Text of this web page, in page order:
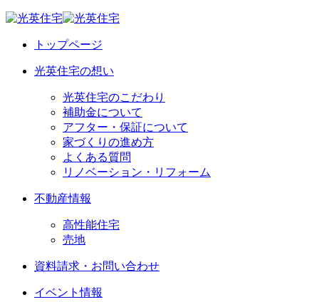
トップページ
光英住宅の想い
光英住宅のこだわり
補助金について
アフター・保証について
家づくりの進め方
よくある質問
リノベーション・リフォーム
不動産情報
高性能住宅
売地
資料請求・お問い合わせ
イベント情報